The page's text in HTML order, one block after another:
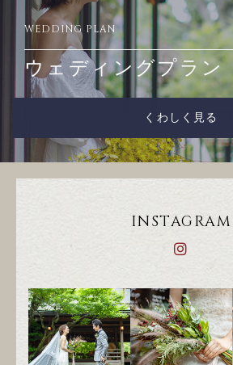
WEDDING PLAN
ウェディングプラン
くわしく見る
INSTAGRAM